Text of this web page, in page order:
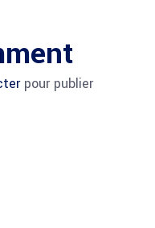
pour publier